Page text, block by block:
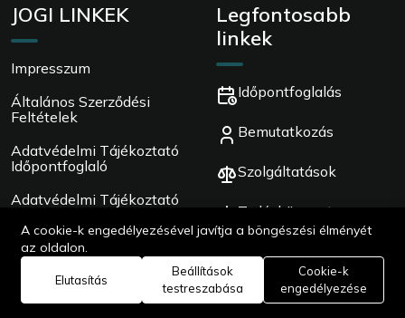
JOGI LINKEK
Impresszum
Általános Szerződési
Feltételek
Adatvédelmi Tájékoztató
Időpontfoglaló
Adatvédelmi Tájékoztató
Cookie Szabályzata
Online Vitarendezési
Platform
Legfontosabb
linkek
Időpontfoglalás
Bemutatkozás
Szolgáltatások
Tudásközpont
A cookie-k engedélyezésével javítja a böngészési élményét
az oldalon.
Elutasítás
Beállítások
testreszabása
Cookie-k
engedélyezése